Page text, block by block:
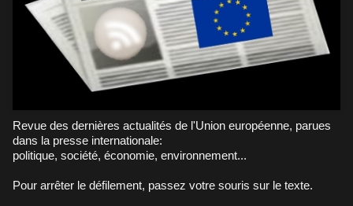
Revue des dernières actualités de l'Union européenne, parues
dans la presse internationale:
politique, société, économie, environnement...
Pour arrêter le défilement, passez votre souris sur le texte.